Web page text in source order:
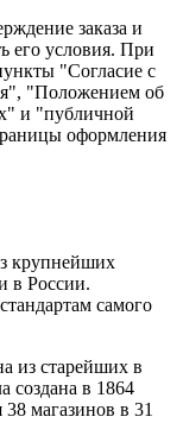
заказа и
его условия. При
"Согласие с
"Положением об
и "публичной
оформления
крупнейших
в России.
самого
из старейших в
в 1864
магазинов в 31